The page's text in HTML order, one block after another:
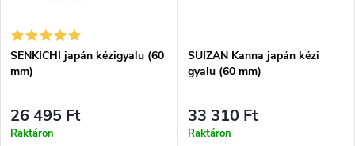
SENKICHI japán kézigyalu (60
mm)
26 495 Ft
Raktáron
SUIZAN Kanna japán kézi
gyalu (60 mm)
33 310 Ft
Raktáron